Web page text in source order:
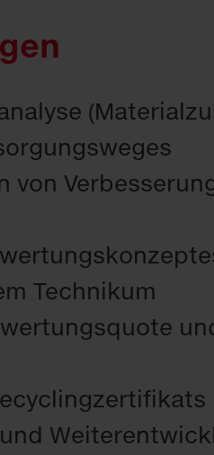
von
Technikum